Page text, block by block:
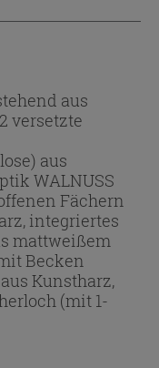
aus
versetzte
aus
WALNUSS
Fächern
integriertes
mattweißem
Becken
Kunstharz,
(mit 1-